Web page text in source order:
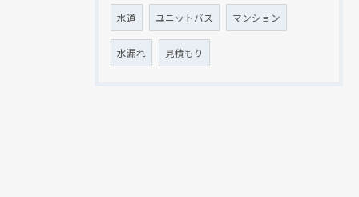
水道 ユニットバス マンション
水漏れ 見積もり